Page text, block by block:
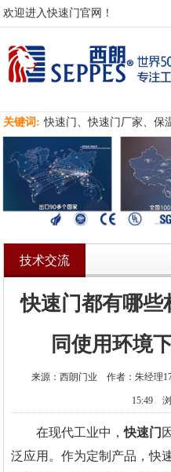
欢迎进入快速门官网！
关键词: 快速门、快速门厂家、保
技术交流
快速门都有哪些
同使用环境
来源：西朗门业 作者：朱经理
15:49
在现代工业中，快速门
泛应用。作为定制产品，快